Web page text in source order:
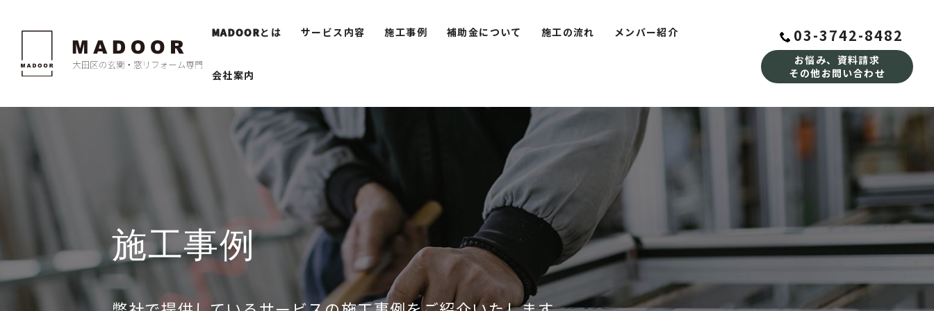
MADOORとは サービス内容 施工事例 補助金について 施工の流れ メンバー紹介
会社案内
03-3742-8482
お悩み、資料請求
その他お問い合わせ
施工事例